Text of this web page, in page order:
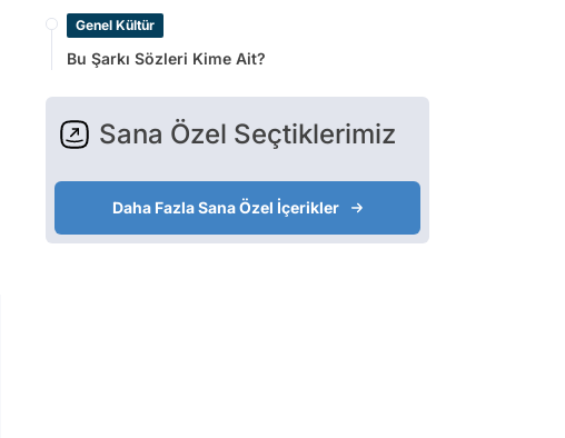
Genel Kültür
Bu Şarkı Sözleri Kime Ait?
Sana Özel Seçtiklerimiz
Daha Fazla Sana Özel İçerikler